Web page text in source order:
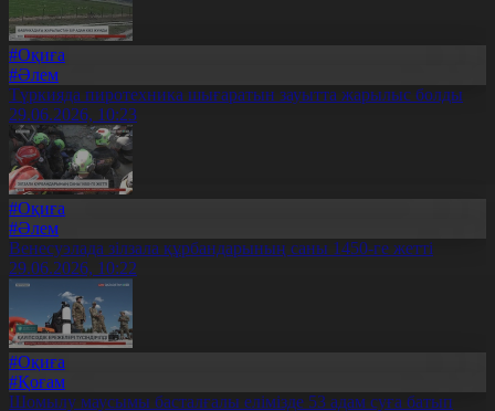
#Оқиға
#Әлем
Түркияда пиротехника шығаратын зауытта жарылыс болды
29.06.2026, 10:23
#Оқиға
#Әлем
Венесуэлада зілзала құрбандарының саны 1450-ге жетті
29.06.2026, 10:22
#Оқиға
#Қоғам
Шомылу маусымы басталғалы елімізде 53 адам суға батып